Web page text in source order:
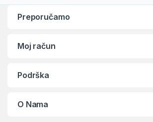
Preporučamo
Moj račun
Podrška
O Nama